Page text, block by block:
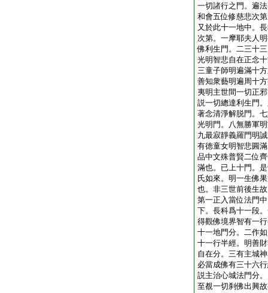
一切諸行之門。遍
和會五位修慈悲次
又於此十一地中。
次第。一摩耶夫人
佛利生門。二三十
光明智悲自在正念
三童子師明遍滿十
善知衆藝明遍周十
夷明主世間一切正
説一切總達利生門
著念清淨解脱門。
光明門。八無勝軍
九最寂靜義羅門明
有徳童女明智悲圓
品中文殊普賢二位
滿也。已上十門。
氏如來。明一生佛
也。非三世前後生故
第一正入當位法門
下。長科爲十一段
得觀佛境界智有一
十一地門分。二作
十一行半經。明善
自在分。三有主城
必當成佛有三十六
説主治心城法門分
至覩一切刹佛出興